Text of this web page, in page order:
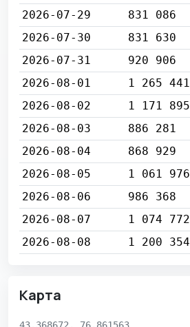
2026-07-29
831 086
2026-07-30
831 630
2026-07-31
920 906
2026-08-01
1 265 441
2026-08-02
1 171 895
2026-08-03
886 281
2026-08-04
868 929
2026-08-05
1 061 976
2026-08-06
986 368
2026-08-07
1 074 772
2026-08-08
1 200 354
Карта